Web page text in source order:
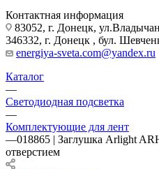
Контактная информация
83052, г. Донецк,
346332, г. Донецк , бул.
energiya-sveta.com@yandex.ru
Каталог
—
Светодиодная подсветка
—
Комплектующие для лент
—018865 | Заглушка Arlight
отверстием